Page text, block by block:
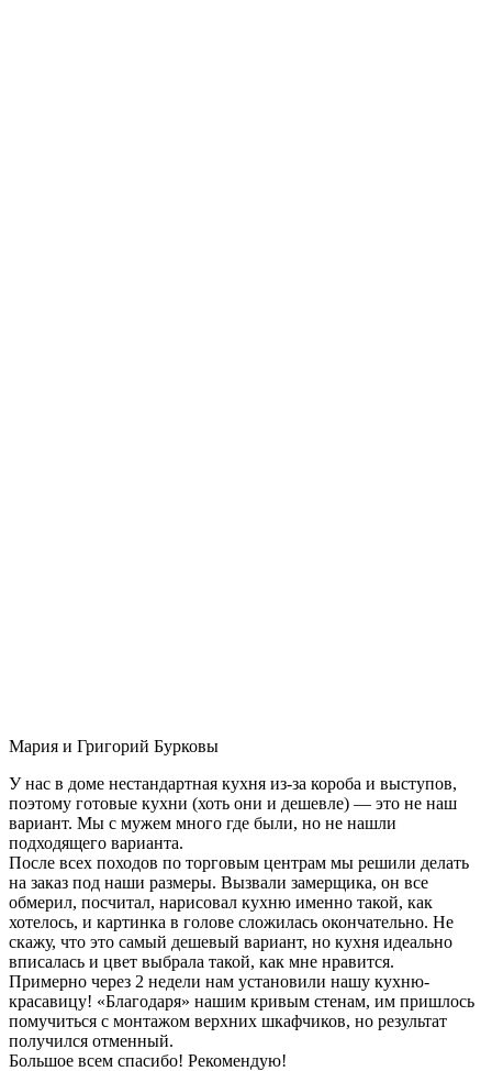
Мария и Григорий Бурковы
У нас в доме нестандартная кухня из-за короба и выступов,
поэтому готовые кухни (хоть они и дешевле) — это не наш
вариант. Мы с мужем много где были, но не нашли
подходящего варианта.
После всех походов по торговым центрам мы решили делать
на заказ под наши размеры. Вызвали замерщика, он все
обмерил, посчитал, нарисовал кухню именно такой, как
хотелось, и картинка в голове сложилась окончательно. Не
скажу, что это самый дешевый вариант, но кухня идеально
вписалась и цвет выбрала такой, как мне нравится.
Примерно через 2 недели нам установили нашу кухню-
красавицу! «Благодаря» нашим кривым стенам, им пришлось
помучиться с монтажом верхних шкафчиков, но результат
получился отменный.
Большое всем спасибо! Рекомендую!